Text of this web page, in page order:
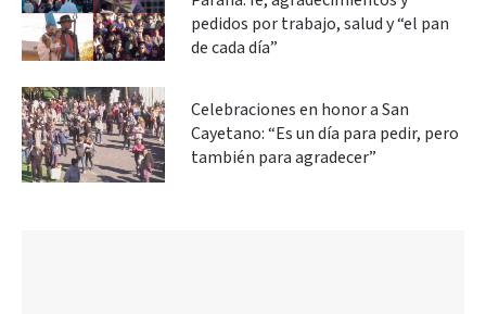
pedidos por trabajo, salud y “el pan
de cada día”
Celebraciones en honor a San
Cayetano: “Es un día para pedir, pero
también para agradecer”